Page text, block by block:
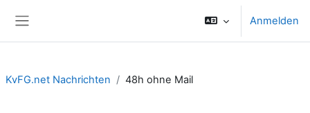
Anmelden
KvFG.net Nachrichten 48h ohne Mail